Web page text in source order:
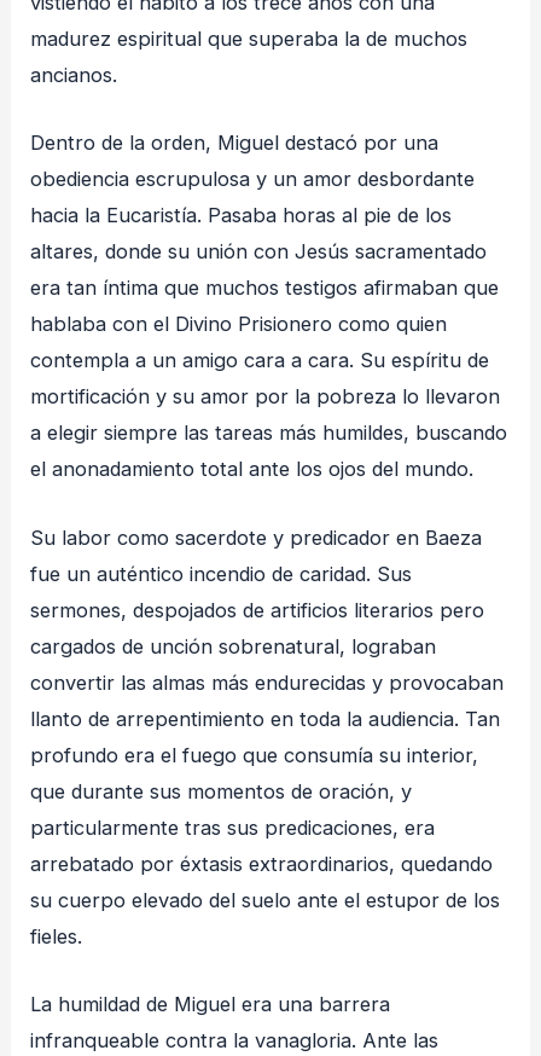
madurez espiritual que superaba la de muchos
ancianos.
Dentro de la orden, Miguel destacó por una
obediencia escrupulosa y un amor desbordante
hacia la Eucaristía. Pasaba horas al pie de los
altares, donde su unión con Jesús sacramentado
era tan íntima que muchos testigos afirmaban que
hablaba con el Divino Prisionero como quien
contempla a un amigo cara a cara. Su espíritu de
mortificación y su amor por la pobreza lo llevaron
a elegir siempre las tareas más humildes, buscando
el anonadamiento total ante los ojos del mundo.
Su labor como sacerdote y predicador en Baeza
fue un auténtico incendio de caridad. Sus
sermones, despojados de artificios literarios pero
cargados de unción sobrenatural, lograban
convertir las almas más endurecidas y provocaban
llanto de arrepentimiento en toda la audiencia. Tan
profundo era el fuego que consumía su interior,
que durante sus momentos de oración, y
particularmente tras sus predicaciones, era
arrebatado por éxtasis extraordinarios, quedando
su cuerpo elevado del suelo ante el estupor de los
fieles.
La humildad de Miguel era una barrera
infranqueable contra la vanagloria. Ante las